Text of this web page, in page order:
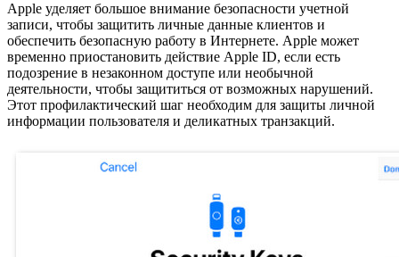
Apple уделяет большое внимание безопасности учетной
записи, чтобы защитить личные данные клиентов и
обеспечить безопасную работу в Интернете. Apple может
временно приостановить действие Apple ID, если есть
подозрение в незаконном доступе или необычной
деятельности, чтобы защититься от возможных нарушений.
Этот профилактический шаг необходим для защиты личной
информации пользователя и деликатных транзакций.